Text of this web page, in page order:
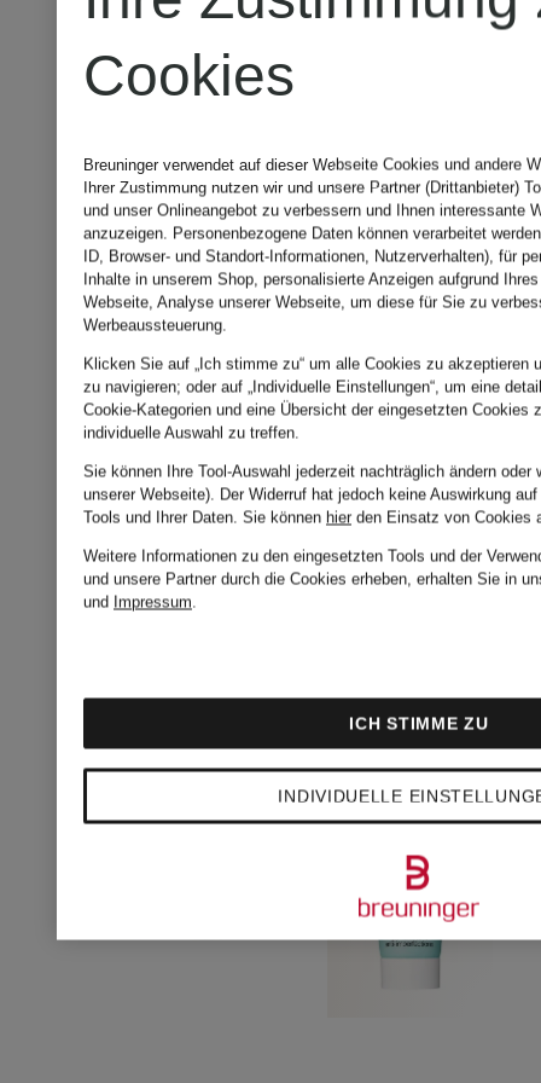
BIOTHERM
VITAMIN
GLOW
GEL
Feuchtigkeitspflege-
Gel
23 €
(766,67 € / 1 l)
DR.
ARPA
SKIN
CLEAR
SKIN
ROUTINE
Set
214 €
(214 € / 1
Cookies
Breuninger verwendet auf dieser Webseite Cookies und andere
Ihrer Zustimmung nutzen wir und unsere Partner (Drittanbieter)
und unser Onlineangebot zu verbessern und Ihnen interessante
anzuzeigen. Personenbezogene Daten können verarbeitet
ID, Browser- und Standort-Informationen, Nutzerverhalten), für
Inhalte in unserem Shop, personalisierte Anzeigen aufgrund
Webseite, Analyse unserer Webseite, um diese für Sie zu
Werbeaussteuerung.
Klicken Sie auf „Ich stimme zu“ um alle Cookies zu akzeptieren
zu navigieren; oder auf „Individuelle Einstellungen“, um eine
Cookie-Kategorien und eine Übersicht der eingesetzten Cookies
individuelle Auswahl zu treffen.
Sie können Ihre Tool-Auswahl jederzeit nachträglich ändern
unserer Webseite). Der Widerruf hat jedoch keine Auswirkung
Tools und Ihrer Daten. Sie können hier den Einsatz von Cookies
Weitere Informationen zu den eingesetzten Tools und der
und unsere Partner durch die Cookies erheben, erhalten Sie in
und Impressum.
INDIVIDUELLE
ICH STIMME ZU